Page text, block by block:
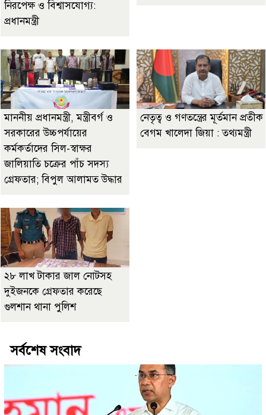
নিরপেক্ষ ও বিশ্বাসযোগ্য:
প্রধানমন্ত্রী
মাননীয় প্রধানমন্ত্রী, মন্ত্রীবর্গ ও
সরকারের উচ্চপর্যায়ের
কর্মকর্তাদের সিল-স্বাক্ষর
জালিয়াতি চক্রের পাঁচ সদস্য
গ্রেফতার; বিপুল আলামত উদ্ধার
নেতৃত্ব ও গণতন্ত্রের মূর্তমান প্রতীক
বেগম খালেদা জিয়া : তথ্যমন্ত্রী
২৮ লাখ টাকার জাল নোটসহ
দুইজনকে গ্রেফতার করেছে
গুলশান থানা পুলিশ
সর্বশেষ সংবাদ